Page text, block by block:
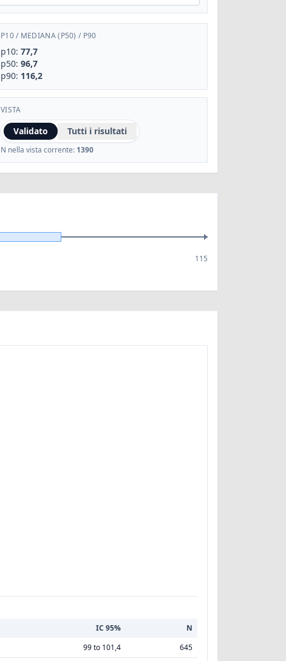
P10/ MEDIANA (P50) / P90
p10: 77,7
p50: 96,7
p90: 116,2
VISTA
Validato Tutti i risultati
N nella vista corrente: 1390
115
IC 95%
N
99 to 101,4
645